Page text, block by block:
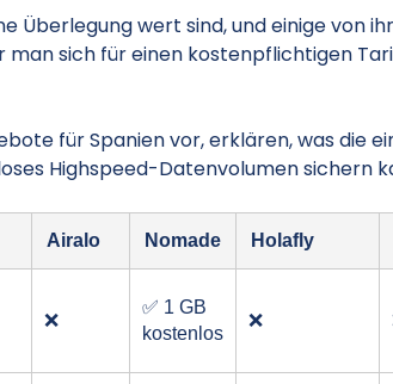
Überlegung wert sind, und einige von
sich für einen kostenpflichtigen
für Spanien vor, erklären, was die
Highspeed-Datenvolumen sichern
Airalo Nomade Holafly
❌
✅ 1 GB
kostenlos
❌